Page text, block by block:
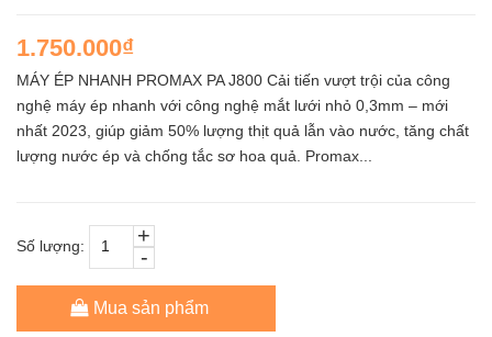
1.750.000₫
MÁY ÉP NHANH PROMAX PA J800 Cải tiến vượt trội của công
nghệ máy ép nhanh với công nghệ mắt lưới nhỏ 0,3mm – mới
nhất 2023, giúp giảm 50% lượng thịt quả lẫn vào nước, tăng chất
lượng nước ép và chống tắc sơ hoa quả. Promax...
Số lượng: -
+
Mua sản phẩm